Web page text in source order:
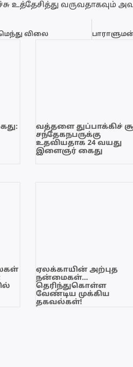
உத்தேசித்து வருவதாகவும்
விலை
வத்தளை துப்பாக்கிச்
சந்தேகநபருக்கு
உதவியதாக 24 வயது
இளைஞர் கைது
ஏலக்காயின் அற்புத
நன்மைகள்…
தெரிந்துகொள்ள
வேண்டிய முக்கிய
தகவல்கள்!